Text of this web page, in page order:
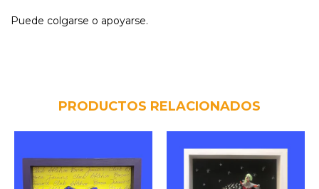
Puede colgarse o apoyarse.
PRODUCTOS RELACIONADOS